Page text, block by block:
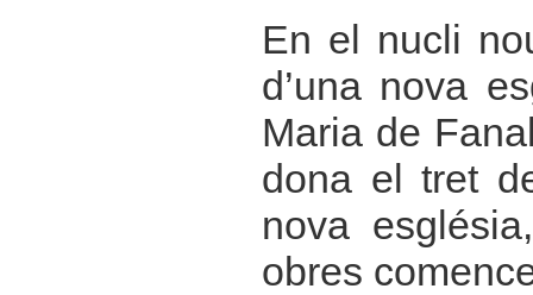
En el nucli
d’una nova
Maria de
dona el tret
nova
obres